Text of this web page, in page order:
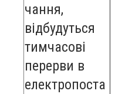
чання,
відбудуться
тимчасові
перерви в
електропоста